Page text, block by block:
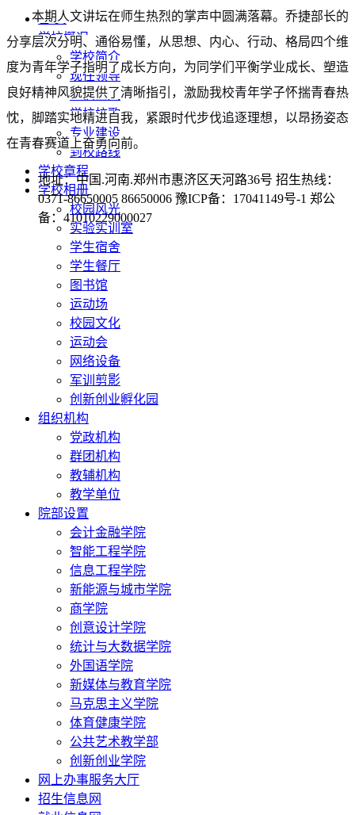
首 页
学校概况
学校简介
现任领导
一训三风
学校校歌
专业建设
到校路线
学校章程
学校相册
校园风光
实验实训室
学生宿舍
学生餐厅
图书馆
运动场
校园文化
运动会
网络设备
军训剪影
创新创业孵化园
组织机构
党政机构
群团机构
教辅机构
教学单位
院部设置
会计金融学院
智能工程学院
信息工程学院
新能源与城市学院
商学院
创意设计学院
统计与大数据学院
外国语学院
新媒体与教育学院
马克思主义学院
体育健康学院
公共艺术教学部
创新创业学院
网上办事服务大厅
招生信息网
本期人文讲坛在师生热烈的掌声中圆满落幕。乔捷部长的
分享层次分明、通俗易懂，从思想、内心、行动、格局四个维
度为青年学子指明了成长方向，为同学们平衡学业成长、塑造
良好精神风貌提供了清晰指引，激励我校青年学子怀揣青春热
忱，脚踏实地精进自我，紧跟时代步伐追逐理想，以昂扬姿态
在青春赛道上奋勇向前。
地址：中国.河南.郑州市惠济区天河路36号 招生热线：
0371-86650005 86650006 豫ICP备：17041149号-1 郑公
备：41010229000027